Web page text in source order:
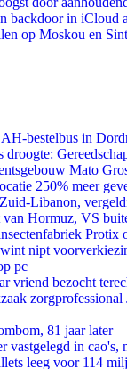
backdoor in iCloud
op Moskou en
bestelbus in
droogte:
Mato
250% meer
Libanon,
van Hormuz, VS
Protix
nipt
pc
vriend bezocht
zorgprofessional
81 jaar later
in cao's,
leeg voor 114